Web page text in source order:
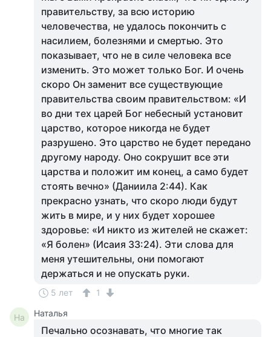
правительству, за всю историю
человечества, не удалось покончить с
насилием, болезнями и смертью. Это
показывает, что не в силе человека все
изменить. Это может только Бог. И очень
скоро Он заменит все существующие
правительства своим правительством: «И
во дни тех царей Бог небесный установит
царство, которое никогда не будет
разрушено. Это царство не будет передано
другому народу. Оно сокрушит все эти
царства и положит им конец, а само будет
стоять вечно» (Даниила 2:44). Как
прекрасно узнать, что скоро люди будут
жить в мире, и у них будет хорошее
здоровье: «И никто из жителей не скажет:
«Я болен» (Исаия 33:24). Эти слова для
меня утешительны, они помогают
держаться и не опускать руки.
5 лет 1
На Наталья
Печально осознавать, что многие так